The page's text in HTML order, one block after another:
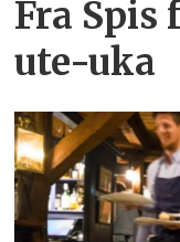
Fra Spis
ute-uka